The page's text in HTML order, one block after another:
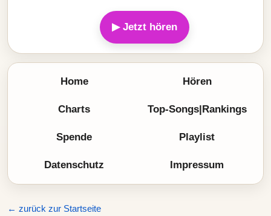
▶ Jetzt hören
Home Hören
Charts Top-Songs|Rankings
Spende Playlist
Datenschutz Impressum
← zurück zur Startseite